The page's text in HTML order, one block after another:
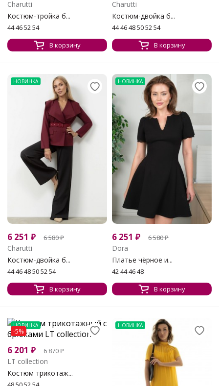
Charutti
Костюм-тройка б...
44 46 52 54
В корзину
Charutti
Костюм-двойка б...
44 46 48 50 52 54
В корзину
НОВИНКА
6 251 ₽ 6 580₽
Charutti
Костюм-двойка б...
44 46 48 50 52 54
В корзину
НОВИНКА
6 251 ₽ 6 580₽
Dora
Платье чёрное и...
42 44 46 48
В корзину
НОВИНКА
-5%
6 201 ₽ 6 870₽
LT collection
Костюм трикотаж...
НОВИНКА